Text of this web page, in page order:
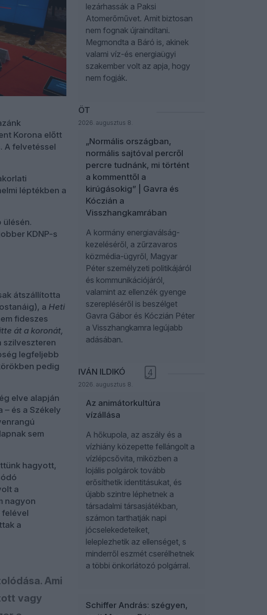
Korona előtt
A felvetéssel
léptékben a
ülésén.
KDNP-s
átszállította
a Heti
fideszes
át a koronát,
szilveszteren
legfeljebb
pedig
elve alapján
és a Székely
sem
hagyott,
a
nagyon
felével
a
Ami
vagy
lezárhassák a Paksi
Atomerőművet. Amit biztosan
nem fognak újraindítani.
Megmondta a Báró is, akinek
valami víz-és energiaügyi
szakember volt az apja, hogy
nem fogják.
ÖT
2026. augusztus 8.
„Normális országban,
normális sajtóval percről
percre tudnánk, mi történt
a kommenttől a
kirúgásokig” | Gavra és
Kóczián a
Visszhangkamrában
A kormány energiaválság-
kezeléséről, a zűrzavaros
közmédia-ügyről, Magyar
Péter személyzeti politikájáról
és kommunikációjáról,
valamint az ellenzék gyenge
szerepléséről is beszélget
Gavra Gábor és Kóczián Péter
a Visszhangkamra legújabb
adásában.
IVÁN ILDIKÓ
2026. augusztus 8.
4
Az animátorkultúra
vízállása
A hőkupola, az aszály és a
vízhiány közepette fellángolt a
vízlépcsővita, miközben a
lojális polgárok tovább
erősíthetik identitásukat, és
újabb szintre léphetnek a
társadalmi társasjátékban,
számon tarthatják napi
jócselekedeteiket,
leleplezhetik az ellenséget, s
minderről eszmét cserélhetnek
a többi önkorlátozó polgárral.
Schiffer András: szégyen,